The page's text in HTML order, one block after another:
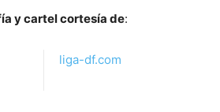
y cartel cortesía de:
liga-df.com